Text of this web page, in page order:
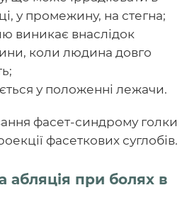
у промежину, на стегна;
виникає внаслідок
коли людина довго
у положенні лежачи.
фасет-синдрому голки
фасеткових суглобів.
абляція при болях в